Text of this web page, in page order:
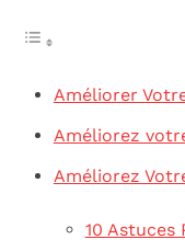
Améliorer
Améliorez
Améliorez
10 Astuces